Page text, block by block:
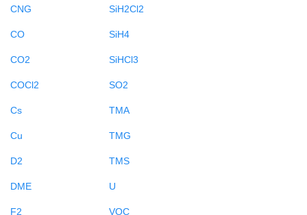
CNG
CO
CO2
COCl2
Cs
Cu
D2
DME
F2
SiH2Cl2
SiH4
SiHCl3
SO2
TMA
TMG
TMS
U
VOC